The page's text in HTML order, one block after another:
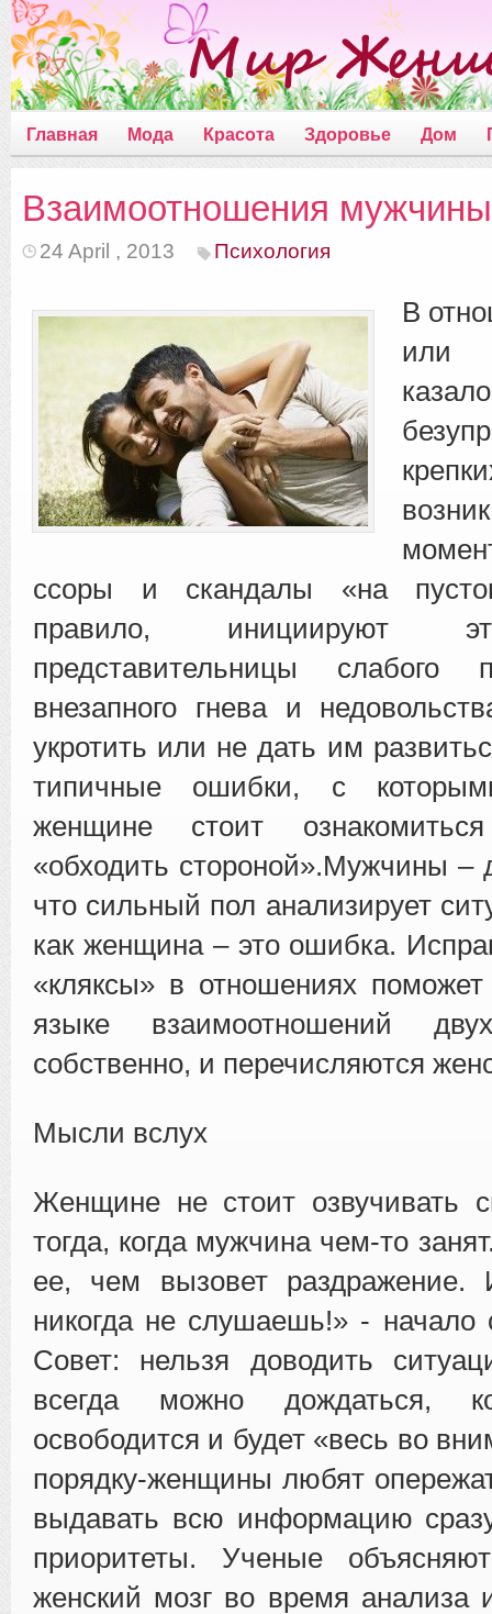
Главная Мода Красота Здоровье Дом
Взаимоотношения
24 April , 2013 Психология
В
или
ссоры и скандалы «на
правило, инициируют
представительницы слабого
внезапного гнева и
укротить или не дать им
типичные ошибки, с
женщине стоит
«обходить стороной».Мужчины –
что сильный пол анализирует
как женщина – это ошибка.
«кляксы» в отношениях
языке взаимоотношений
собственно, и перечисляются
Мысли вслух
Женщине не стоит озвучивать
тогда, когда мужчина чем-то
ее, чем вызовет раздражение.
никогда не слушаешь!» - начало
Совет: нельзя доводить
всегда можно дождаться,
освободится и будет «весь во
порядку-женщины любят
выдавать всю информацию
приоритеты. Ученые
женский мозг во время анализа